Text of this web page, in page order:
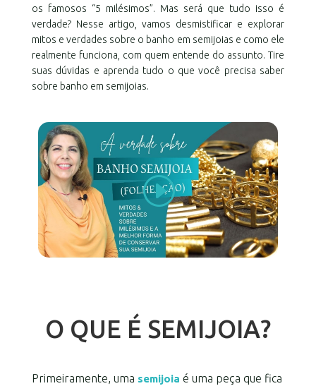
os famosos “5 milésimos”. Mas será que tudo isso é
verdade? Nesse artigo, vamos desmistificar e explorar
mitos e verdades sobre o banho em semijoias e como ele
realmente funciona, com quem entende do assunto. Tire
suas dúvidas e aprenda tudo o que você precisa saber
sobre banho em semijoias.
O QUE É SEMIJOIA?
Primeiramente, uma semijoia é uma peça que fica